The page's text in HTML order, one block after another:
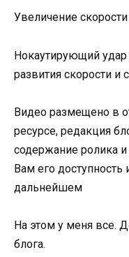
Увеличение
Нокаутирующий
развития скорости и
Видео размещено в
ресурсе, редакция
содержание ролика и
Вам его
дальнейшем
На этом у меня все.
блога.